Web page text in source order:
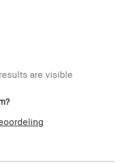
are visible